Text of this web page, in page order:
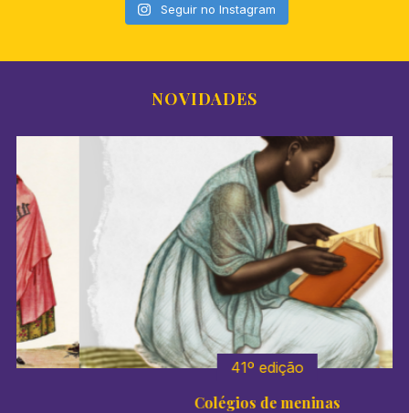
Seguir no Instagram
NOVIDADES
41º edição
Colégios de meninas